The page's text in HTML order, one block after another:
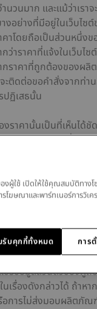
วนมาก และแม้ว่าเร
อย่างที่มีอยู่ในเว็บไซต์
คาโดยถือเป็นส่วนหนึ่
าคาที่แจ้งในเว็บไซต์
ราคาที่ถูกต้องของผลิ
ะติดต่อขอคำสั่งจากท่
ปฏิเสธนั้น
ราคานั้นเป็นที่เห็นได้ชั
ตุผลว่าเป็นราคาที่ผิดพ
าคาต่ำกว่าราคาที่ถูกต้
ดิต / บัตรเดบิต ตามรา
คำสั่งซื้อ เราจะไม่เรีย
ง
ต้การตรวจสอบว่าบัตร
ชร์ข้อมูลส่วนตัวของผู้
เรื่องดังกล่าวได้ ถ้าห
อการไม่ส่งมอบผลิตภัณ
งผู้ใช้ เปิดให้ใช้คุณสมบัติทางโ
ฆษณาและพาร์ทเนอร์การวิเค
การ
บคุกกี้ทั้งหมด